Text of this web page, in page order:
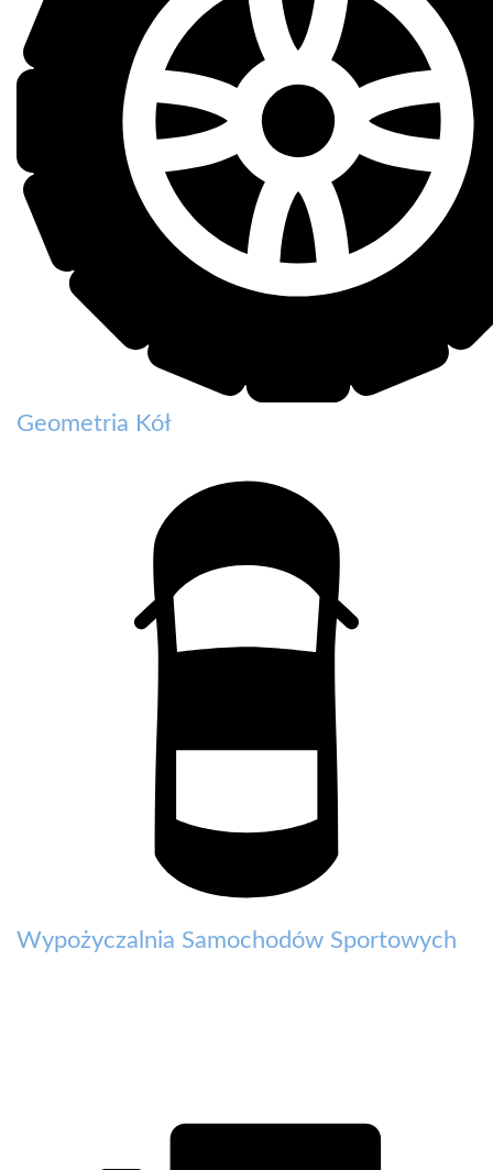
Geometria Kół
Wypożyczalnia Samochodów Sportowych